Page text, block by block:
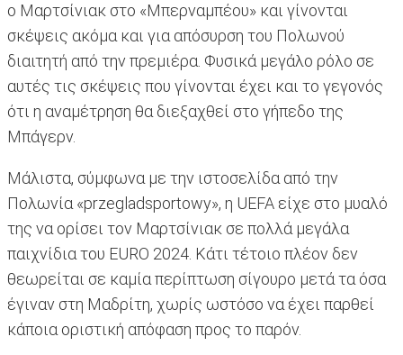
ο Μαρτσίνιακ στο «Μπερναμπέου» και γίνονται
σκέψεις ακόμα και για απόσυρση του Πολωνού
διαιτητή από την πρεμιέρα. Φυσικά μεγάλο ρόλο σε
αυτές τις σκέψεις που γίνονται έχει και το γεγονός
ότι η αναμέτρηση θα διεξαχθεί στο γήπεδο της
Μπάγερν.
Μάλιστα, σύμφωνα με την ιστοσελίδα από την
Πολωνία «przegladsportowy», η UEFA είχε στο μυαλό
της να ορίσει τον Μαρτσίνιακ σε πολλά μεγάλα
παιχνίδια του EURO 2024. Κάτι τέτοιο πλέον δεν
θεωρείται σε καμία περίπτωση σίγουρο μετά τα όσα
έγιναν στη Μαδρίτη, χωρίς ωστόσο να έχει παρθεί
κάποια οριστική απόφαση προς το παρόν.